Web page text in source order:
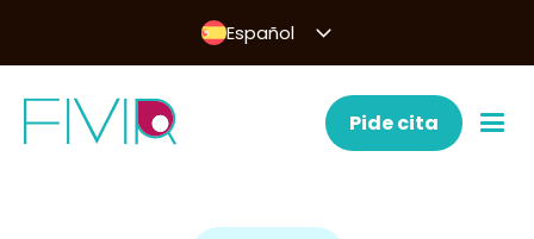
Español
Pide cita